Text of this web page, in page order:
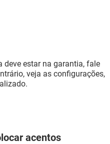
deve estar na garantia, fale
veja as configurações,
acentos